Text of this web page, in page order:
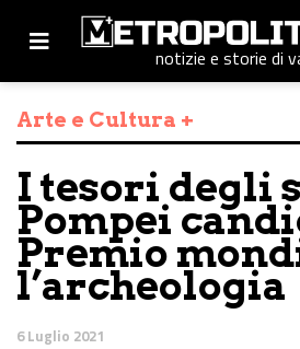
notizie e storie di
Arte e Cultura +
I tesori degli
Pompei
Premio
l’archeologia
6 Luglio 2021